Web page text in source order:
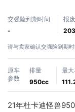
交强险到期时间
-
报
请与卖家确认交强险到期
原车
参数
排量
950cc
最
21年杜卡迪怪兽